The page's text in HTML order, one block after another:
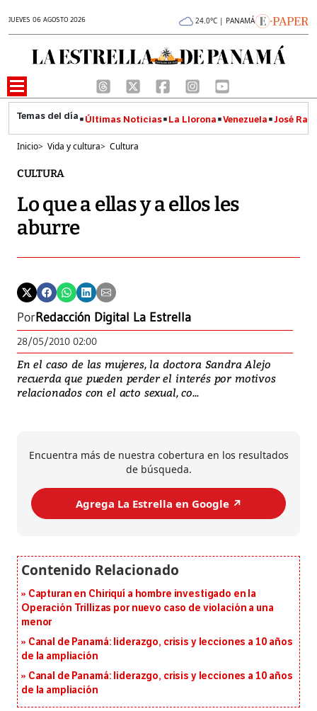
JUEVES 06 AGOSTO 2026 24.0°C | PANAMÁ
Últimas Noticias La Llorona Venezuela José
Inicio> Vida y cultura> Cultura
CULTURA
Lo que a ellas y a ellos les
aburre
PorRedacción Digital La Estrella
28/05/2010 02:00
En el caso de las mujeres, la doctora Sandra Alejo
recuerda que pueden perder el interés por motivos
relacionados con el acto sexual, co...
Encuentra más de nuestra cobertura en los resultados
de búsqueda.
Agrega La Estrella en Google ↗️
Capturan en Chiriquí a hombre investigado en la
Operación Trillizas por nuevo caso de violación a una
menor
Canal de Panamá: liderazgo, crisis y lecciones a 10 años
de la ampliación
Canal de Panamá: liderazgo, crisis y lecciones a 10 años
de la ampliación